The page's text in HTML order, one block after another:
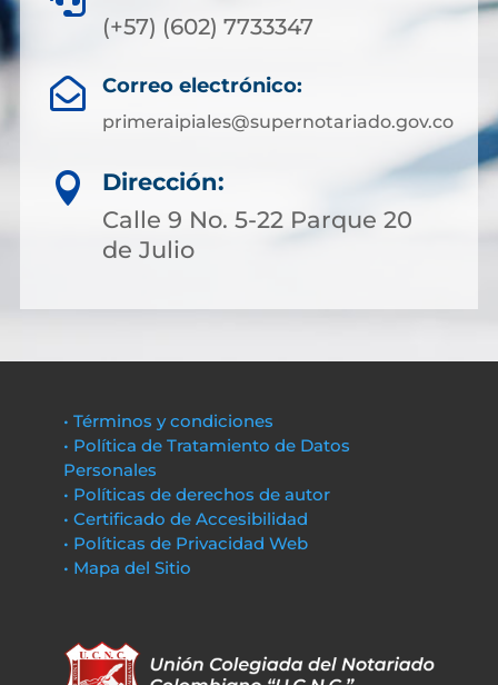
(+57) (602) 7733347
 Correo electrónico:
primeraipiales@supernotariado.gov.co

Dirección:
Calle 9 No. 5-22 Parque 20
de Julio
• Términos y condiciones
• Política de Tratamiento de Datos
Personales
• Políticas de derechos de autor
• Certificado de Accesibilidad
• Políticas de Privacidad Web
• Mapa del Sitio